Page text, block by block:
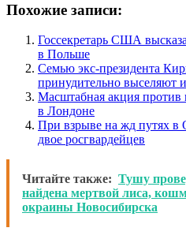
Похожие записи:
Госсекретарь США
в Польше
Семью экс-президента
принудительно выселяют
Масштабная акция против
в Лондоне
При взрыве на жд путях в
двое росгвардейцев
Читайте также: Тушу
найдена мертвой лиса,
окраины Новосибирска